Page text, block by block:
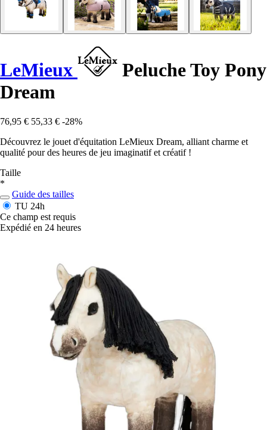
LeMieux
Peluche Toy Pony
Dream
76,95 € 55,33 € -28%
Découvrez le jouet d'équitation LeMieux Dream, alliant charme et
qualité pour des heures de jeu imaginatif et créatif !
Taille
*
Guide des tailles
TU 24h
Ce champ est requis
Expédié en 24 heures